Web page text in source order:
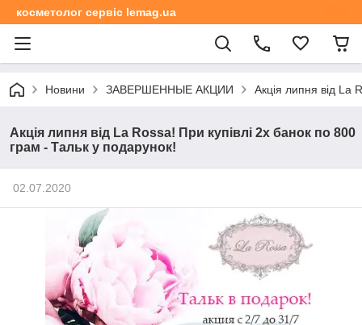
косметолог сервіс lemag.ua
Новини ЗАВЕРШЕННЫЕ АКЦИИ Акція липня від La
Акція липня від La Rossa! При купівлі 2x банок по 800
грам - Тальк у подарунок!
02.07.2020